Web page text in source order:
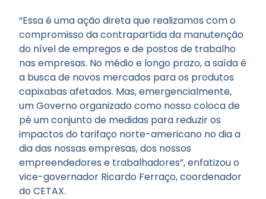
“Essa é uma ação direta que realizamos com o
compromisso da contrapartida da manutenção
do nível de empregos e de postos de trabalho
nas empresas. No médio e longo prazo, a saída é
a busca de novos mercados para os produtos
capixabas afetados. Mas, emergencialmente,
um Governo organizado como nosso coloca de
pé um conjunto de medidas para reduzir os
impactos do tarifaço norte-americano no dia a
dia das nossas empresas, dos nossos
empreendedores e trabalhadores”, enfatizou o
vice-governador Ricardo Ferraço, coordenador
do CETAX.